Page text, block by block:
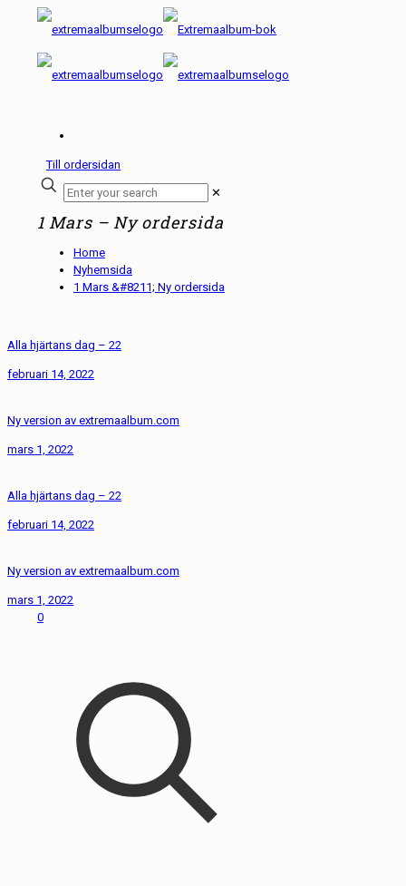
Till ordersidan
✕
1 Mars – Ny ordersida
Home
Nyhemsida
1 Mars &#8211; Ny ordersida
Alla hjärtans dag – 22
februari 14, 2022
Ny version av extremaalbum.com
mars 1, 2022
Alla hjärtans dag – 22
februari 14, 2022
Ny version av extremaalbum.com
mars 1, 2022
0